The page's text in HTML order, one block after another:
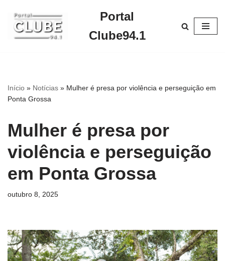
Pular
para
Portal
Clube94.1
Início » Notícias » Mulher é presa por violência e perseguição em
Ponta Grossa
Mulher é presa por
violência e perseguição
em Ponta Grossa
outubro 8, 2025